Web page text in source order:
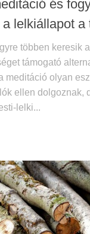
és
lelkiállapot a
többen keresik
támogató
meditáció olyan
ellen dolgoznak,
lelki...